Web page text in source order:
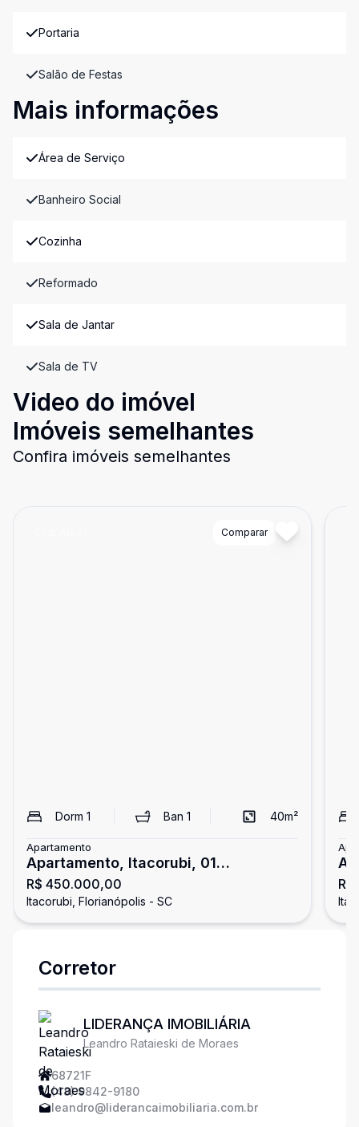
Portaria
Salão de Festas
Mais informações
Área de Serviço
Banheiro Social
Cozinha
Reformado
Sala de Jantar
Sala de TV
Video do imóvel
Imóveis semelhantes
Confira imóveis semelhantes
Comparar
Dorm 1 Ban 1 40m²
Apartamento
Apartamento, Itacorubi, 01
Dormitório, 01 Vaga
R$ 450.000,00
Itacorubi, Florianópolis - SC
Corretor
LIDERANÇA IMOBILIÁRIA
Leandro Rataieski de Moraes
68721F
(48) 9842-9180
leandro@liderancaimobiliaria.com.br